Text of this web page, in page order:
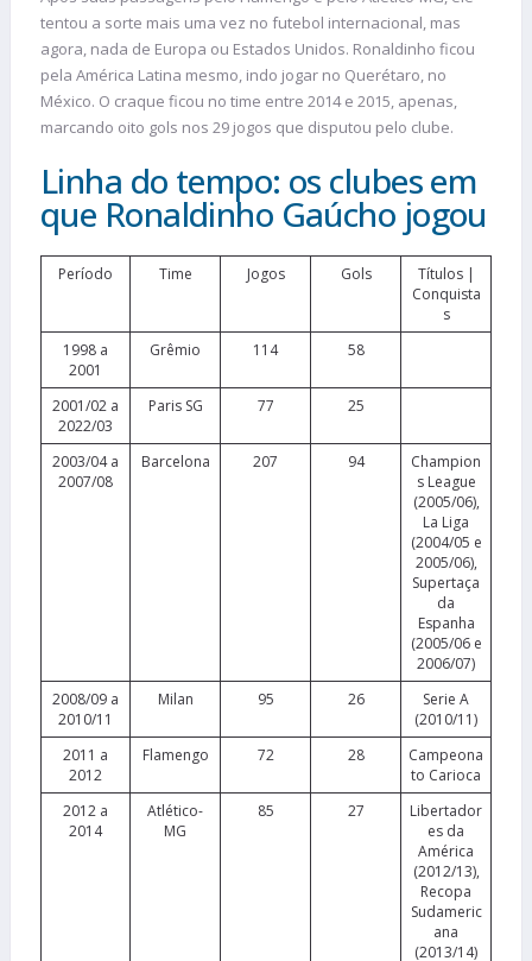
tentou a sorte mais uma vez no futebol internacional, mas
agora, nada de Europa ou Estados Unidos. Ronaldinho ficou
pela América Latina mesmo, indo jogar no Querétaro, no
México. O craque ficou no time entre 2014 e 2015, apenas,
marcando oito gols nos 29 jogos que disputou pelo clube.
Linha do tempo: os clubes em
que Ronaldinho Gaúcho jogou
Período Time Jogos Gols
Títulos |
Conquista
s
1998 a
2001
Grêmio 114 58
2001/02 a
2022/03
Paris SG 77 25
2003/04 a
2007/08
Barcelona 207 94
Champion
s League
(2005/06),
La Liga
(2004/05 e
2005/06),
Supertaça
da
Espanha
(2005/06 e
2006/07)
2008/09 a
2010/11
Milan 95 26
Serie A
(2010/11)
2011 a
2012
Flamengo 72 28
Campeona
to Carioca
2012 a
2014
Atlético-
MG
85 27
Libertador
es da
América
(2012/13),
Recopa
Sudameric
ana
(2013/14)